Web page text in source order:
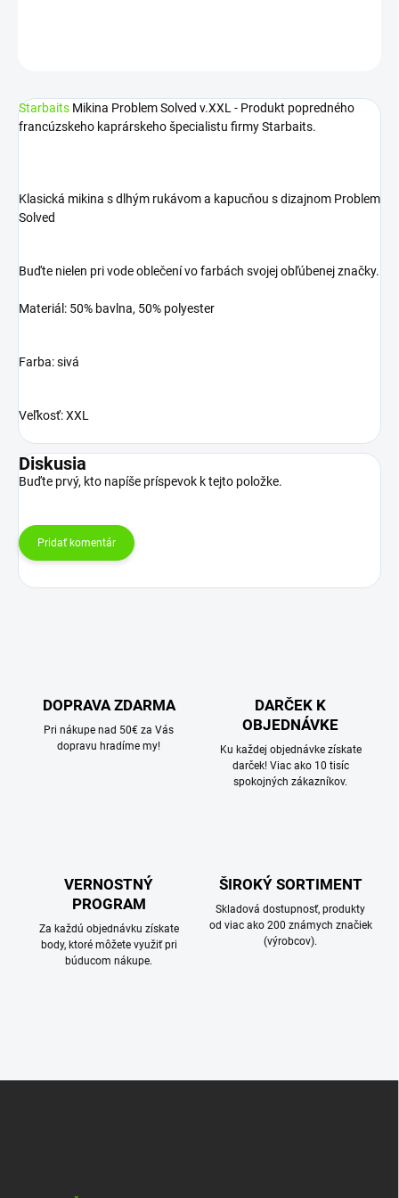
Starbaits Mikina Problem Solved v.XXL - Produkt popredného
francúzskeho kaprárskeho špecialistu firmy Starbaits.
Klasická mikina s dlhým rukávom a kapucňou s dizajnom Problem
Solved
Buďte nielen pri vode oblečení vo farbách svojej obľúbenej značky.
Materiál: 50% bavlna, 50% polyester
Farba: sivá
Veľkosť: XXL
Diskusia
Buďte prvý, kto napíše príspevok k tejto položke.
Pridať komentár
DOPRAVA ZDARMA
Pri nákupe nad 50€ za Vás
dopravu hradíme my!
DARČEK K
OBJEDNÁVKE
Ku každej objednávke získate
darček! Viac ako 10 tisíc
spokojných zákazníkov.
VERNOSTNÝ
PROGRAM
Za každú objednávku získate
body, ktoré môžete využiť pri
búducom nákupe.
ŠIROKÝ SORTIMENT
Skladová dostupnosť, produkty
od viac ako 200 známych značiek
(výrobcov).